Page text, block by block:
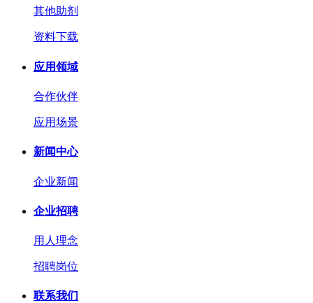
其他助剂
资料下载
应用领域
合作伙伴
应用场景
新闻中心
企业新闻
企业招聘
用人理念
招聘岗位
联系我们